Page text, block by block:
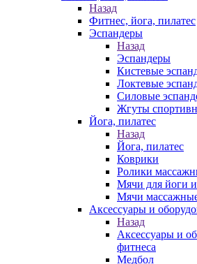
Назад
Фитнес, йога, пилатес
Эспандеры
Назад
Эспандеры
Кистевые
Локтевые
Силовые
Жгуты
Йога, пилатес
Назад
Йога, пилатес
Коврики
Ролики
Мячи для йоги и
Мячи
Аксессуары и
Назад
Аксессуары и
фитнеса
Медбол